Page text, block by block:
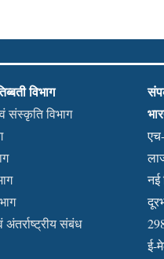
विभाग
संस्कृति विभाग
संबंध
नई
ई-